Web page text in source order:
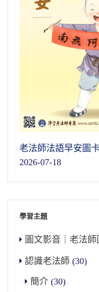
老法師法語早安圖卡
2026-07-18
學習主題
圖文影音｜老法
認識老法師 (30)
簡介 (30)